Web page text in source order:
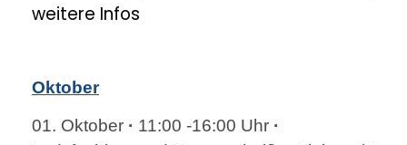
weitere Infos
Oktober
01. Oktober · 11:00 -16:00 Uhr ·